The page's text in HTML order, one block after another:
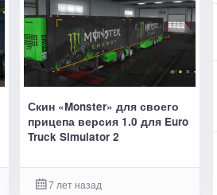
Скин «Monster» для своего
прицепа версия 1.0 для Euro
Truck Simulator 2
7 лет назад